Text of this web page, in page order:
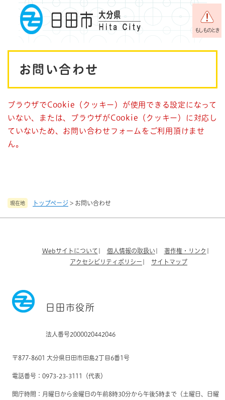
メニューを飛ばして本文へ
もしものとき
現在地 トップページ > お問い合わせ
お問い合わせ
ブラウザでCookie（クッキー）が使用できる設定になって
いない、または、ブラウザがCookie（クッキー）に対応し
ていないため、お問い合わせフォームをご利用頂けませ
ん。
Webサイトについて 個人情報の取扱い
著作権・リンク
アクセシビリティポリシー
サイトマップ
日田市役所
法人番号2000020442046
〒877-8601 大分県日田市田島2丁目6番1号
電話番号：0973-23-3111（代表）
開庁時間：月曜日から金曜日の午前8時30分から午後5時まで（土曜日、日曜